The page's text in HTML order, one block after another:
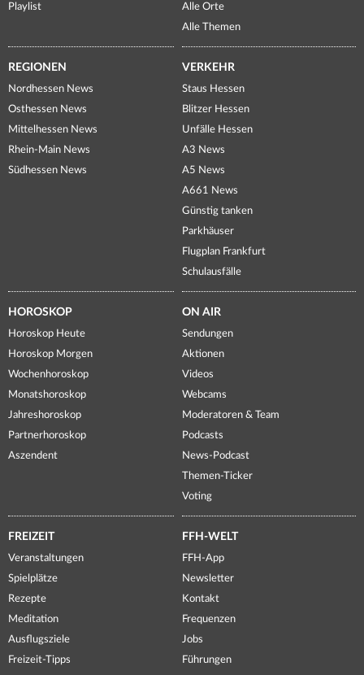
Playlist
Alle Orte
Alle Themen
REGIONEN
Nordhessen News
Osthessen News
Mittelhessen News
Rhein-Main News
Südhessen News
VERKEHR
Staus Hessen
Blitzer Hessen
Unfälle Hessen
A3 News
A5 News
A661 News
Günstig tanken
Parkhäuser
Flugplan Frankfurt
Schulausfälle
HOROSKOP
Horoskop Heute
Horoskop Morgen
Wochenhoroskop
Monatshoroskop
Jahreshoroskop
Partnerhoroskop
Aszendent
ON AIR
Sendungen
Aktionen
Videos
Webcams
Moderatoren & Team
Podcasts
News-Podcast
Themen-Ticker
Voting
FREIZEIT
Veranstaltungen
Spielplätze
Rezepte
Meditation
Ausflugsziele
Freizeit-Tipps
FFH-WELT
FFH-App
Newsletter
Kontakt
Frequenzen
Jobs
Führungen